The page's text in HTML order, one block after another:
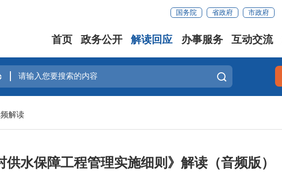
国务院 省政府 市政府
首页 政务公开 解读回应 办事服务 互动交流
解读
供水保障工程管理实施细则》解读（音频版）